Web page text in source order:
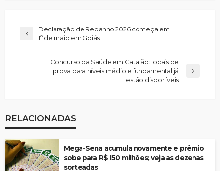
Declaração de Rebanho 2026 começa em
1º de maio em Goiás
Concurso da Saúde em Catalão: locais de
prova para níveis médio e fundamental já
estão disponíveis
RELACIONADAS
Mega-Sena acumula novamente e prêmio
sobe para R$ 150 milhões; veja as dezenas
sorteadas